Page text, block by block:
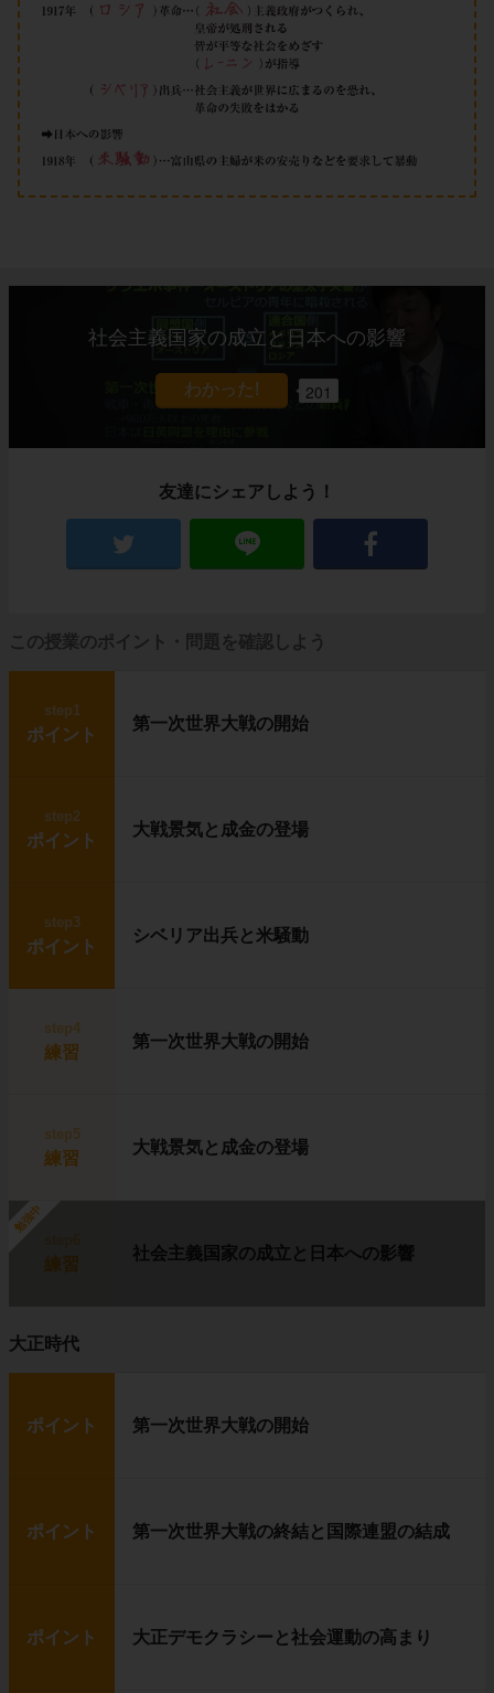
社会主義国家の成立と日本への影響
201
友達にシェアしよう！
この授業のポイント・問題を確認しよう
step1
ポイント
第一次世界大戦の開始
step2
ポイント
大戦景気と成金の登場
step3
ポイント
シベリア出兵と米騒動
step4
練習
第一次世界大戦の開始
step5
練習
大戦景気と成金の登場
勉強中
練習
社会主義国家の成立と日本への影響
大正時代
ポイント 第一次世界大戦の開始
ポイント 第一次世界大戦の終結と国際連盟の結成
ポイント 大正デモクラシーと社会運動の高まり